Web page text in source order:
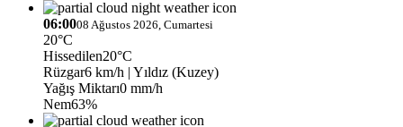
06:0008 Ağustos 2026, Cumartesi
20°C
Hissedilen20°C
Rüzgar6 km/h | Yıldız (Kuzey)
Yağış Miktarı0 mm/h
Nem63%